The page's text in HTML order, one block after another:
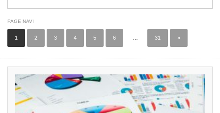
PAGE NAVI
1 2 3 4 5 6 31 »